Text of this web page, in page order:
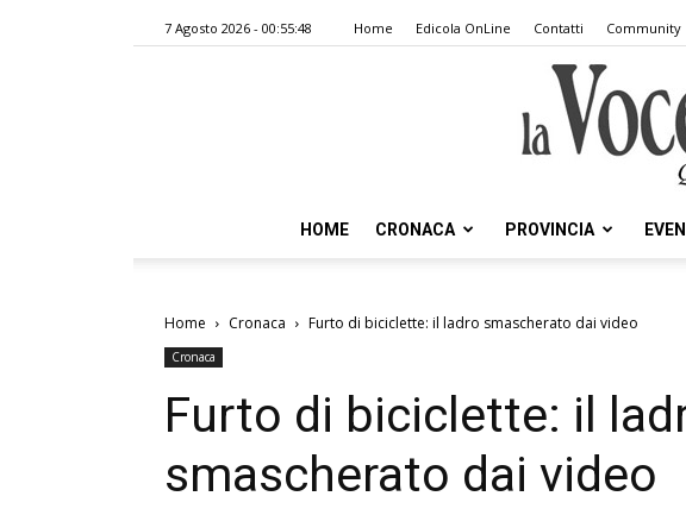
7 Agosto 2026 - 00:55:48 Home Edicola OnLine Contatti Community
HOME CRONACA PROVINCIA
Home Cronaca Furto di biciclette: il ladro smascherato dai video
Cronaca
Furto di biciclette: il
smascherato dai video